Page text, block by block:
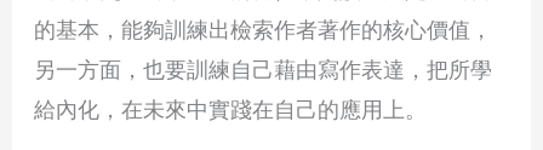
的基本，能夠訓練出檢索作者著作的核心價值，
另一方面，也要訓練自己藉由寫作表達，把所學
給內化，在未來中實踐在自己的應用上。